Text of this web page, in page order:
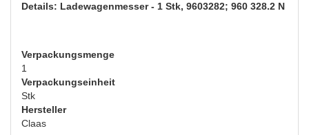
Details: Ladewagenmesser - 1 Stk, 9603282; 960 328.2 N
Verpackungsmenge
1
Verpackungseinheit
Stk
Hersteller
Claas